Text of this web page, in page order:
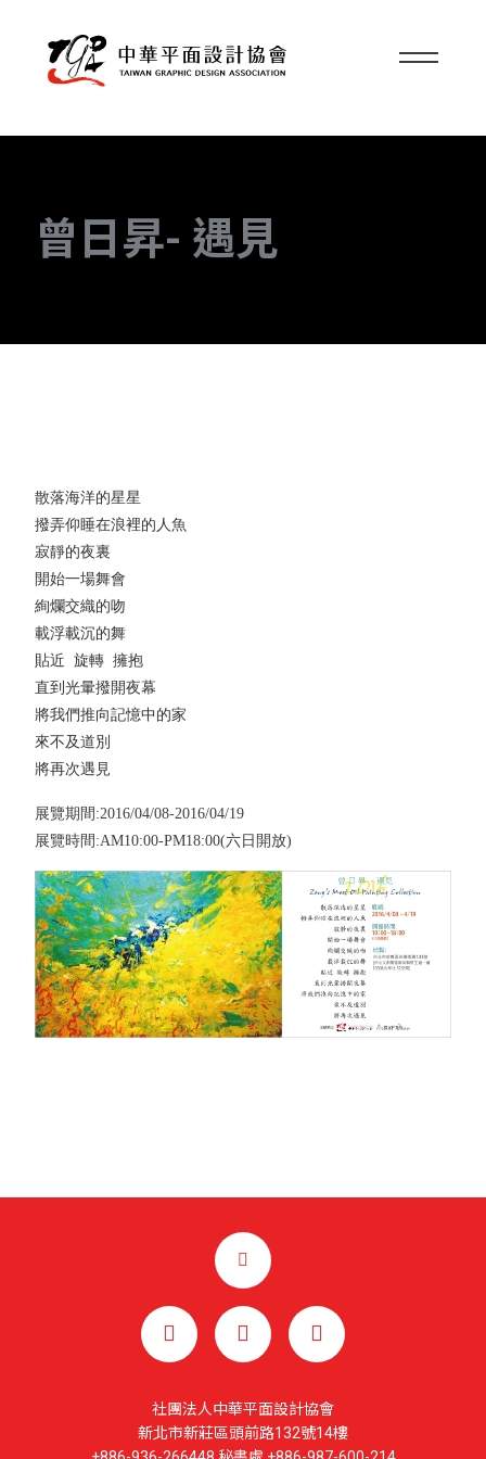
曾日昇- 遇見
散落海洋的星星
撥弄仰睡在浪裡的人魚
寂靜的夜裏
開始一場舞會
絢爛交織的吻
載浮載沉的舞
貼近 旋轉 擁抱
直到光暈撥開夜幕
將我們推向記憶中的家
來不及道別
將再次遇見
展覽期間:2016/04/08-2016/04/19
展覽時間:AM10:00-PM18:00(六日開放)
社團法人中華平面設計協會
新北市新莊區頭前路132號14樓